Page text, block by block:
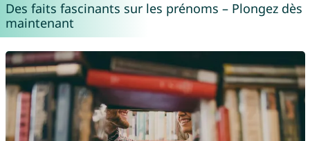
Des faits fascinants sur les prénoms – Plongez dès
maintenant